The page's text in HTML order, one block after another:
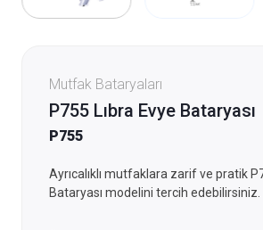
Mutfak Bataryaları
P755 Lıbra Evye Bataryası
P755
Ayrıcalıklı mutfaklara zarif ve pratik
Bataryası modelini tercih edebilirsiniz.